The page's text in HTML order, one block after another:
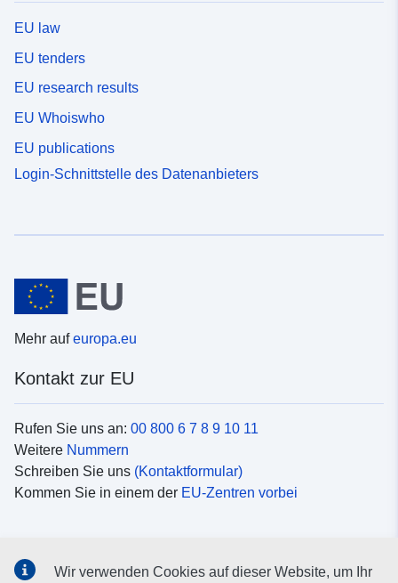
EU law
EU tenders
EU research results
EU Whoiswho
EU publications
Login-Schnittstelle des Datenanbieters
Mehr aufeuropa.eu
Kontakt zur EU
Rufen Sie uns an: 00 800 6 7 8 9 10 11
Weitere Nummern
Schreiben Sie uns (Kontaktformular)
Kommen Sie in einem der EU-Zentren vorbei
Wir verwenden Cookies auf dieser Website, um Ihr